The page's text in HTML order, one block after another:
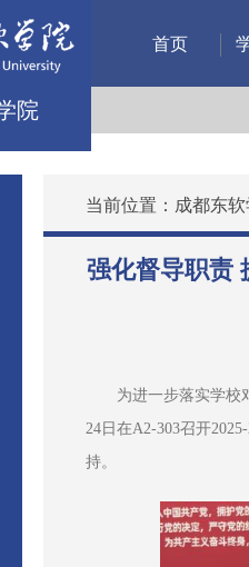
院
首页
当前位置： 成都东
强化督导职责
为进一步落实学校
24日在A2-303召开
持。